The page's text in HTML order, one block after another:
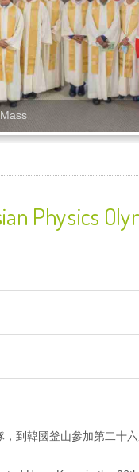
Physics
到韓國釜山參加第二十